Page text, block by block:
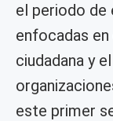
el periodo de
enfocadas
ciudadana y
este primer